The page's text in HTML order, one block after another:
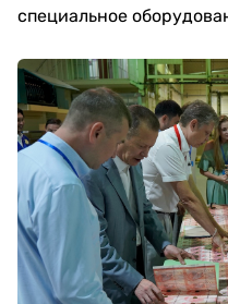
специальное